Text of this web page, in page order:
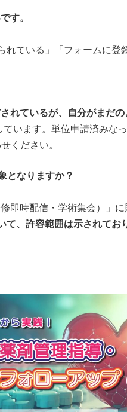
す。
ている」「フォームに登
れているが、自分がまだの
います。単位申請済みな
ください。
となりますか？
即時配信・学術集会）」
て、許容範囲は示されてお